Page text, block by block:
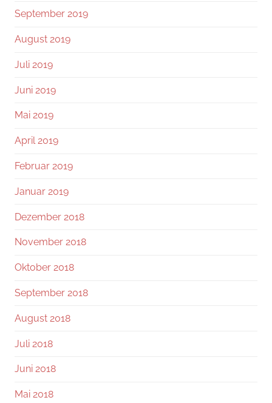
September 2019
August 2019
Juli 2019
Juni 2019
Mai 2019
April 2019
Februar 2019
Januar 2019
Dezember 2018
November 2018
Oktober 2018
September 2018
August 2018
Juli 2018
Juni 2018
Mai 2018